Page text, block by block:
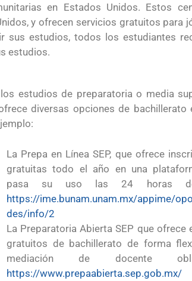
en Estados Unidos. Estos
y ofrecen servicios gratuitos para
sus estudios, todos los estudiantes
estudios.
estudios de preparatoria o media
diversas opciones de bachillerato
La Prepa en Línea SEP, que ofrece
gratuitas todo el año en una
pasa su uso las 24 horas
https://ime.bunam.unam.mx/appime/
des/info/2
La Preparatoria Abierta SEP que ofrece
gratuitos de bachillerato de forma
mediación de docente
https://www.prepaabierta.sep.gob.mx/
para el Empleo